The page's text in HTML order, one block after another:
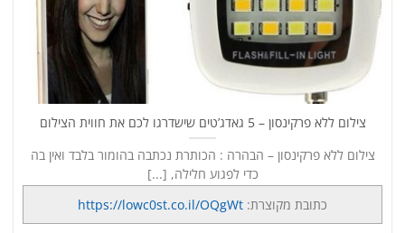
צילום ללא פרקינסון – 5 גאדג’טים שישדרגו לכם את חווית הצילום
צילום ללא פרקינסון – הבהרה : הכותרת נכתבה בהומור בלבד ואין בה
כדי לפגוע חלילה, [...]
כתובת מקוצרת: https://lowc0st.co.il/OQgWt